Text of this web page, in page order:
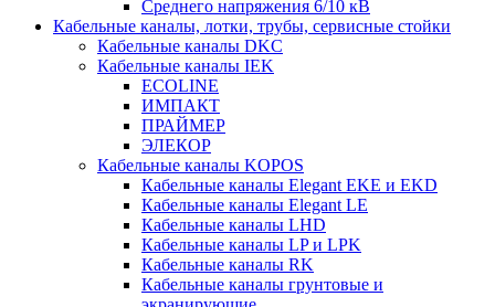
Среднего напряжения 6/10 кВ
Кабельные каналы, лотки, трубы, сервисные стойки
Кабельные каналы DKC
Кабельные каналы IEK
ECOLINE
ИМПАКТ
ПРАЙМЕР
ЭЛЕКОР
Кабельные каналы KOPOS
Кабельные каналы Elegant EKE и EKD
Кабельные каналы Elegant LE
Кабельные каналы LHD
Кабельные каналы LP и LPK
Кабельные каналы RK
Кабельные каналы грунтовые и